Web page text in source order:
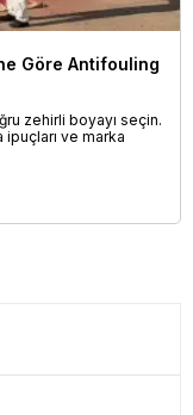
Göre Antifouling
zehirli boyayı seçin.
ve marka